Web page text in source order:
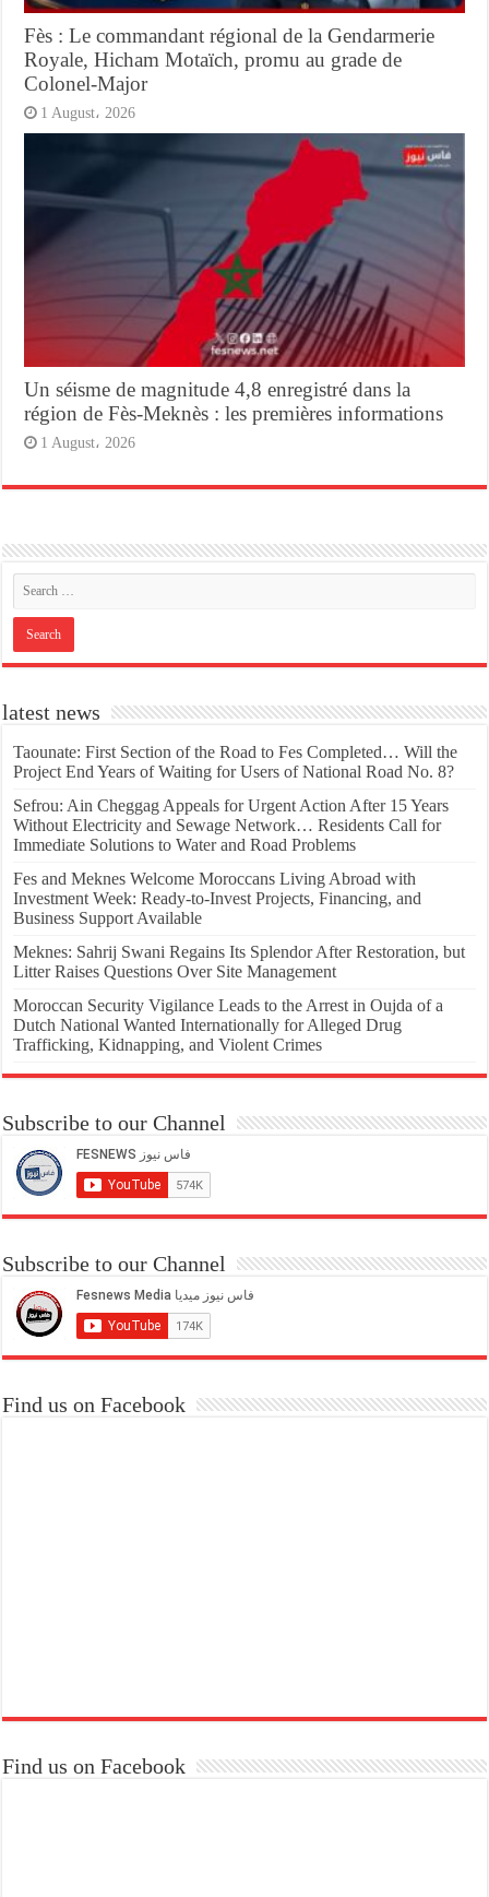
Fès : Le commandant régional de la Gendarmerie
Royale, Hicham Motaïch, promu au grade de
Colonel-Major
1 August، 2026
Un séisme de magnitude 4,8 enregistré dans la
région de Fès-Meknès : les premières informations
1 August، 2026
latest news
Taounate: First Section of the Road to Fes Completed… Will the
Project End Years of Waiting for Users of National Road No. 8?
Sefrou: Ain Cheggag Appeals for Urgent Action After 15 Years
Without Electricity and Sewage Network… Residents Call for
Immediate Solutions to Water and Road Problems
Fes and Meknes Welcome Moroccans Living Abroad with
Investment Week: Ready-to-Invest Projects, Financing, and
Business Support Available
Meknes: Sahrij Swani Regains Its Splendor After Restoration, but
Litter Raises Questions Over Site Management
Moroccan Security Vigilance Leads to the Arrest in Oujda of a
Dutch National Wanted Internationally for Alleged Drug
Trafficking, Kidnapping, and Violent Crimes
Subscribe to our Channel
Subscribe to our Channel
Find us on Facebook
Find us on Facebook